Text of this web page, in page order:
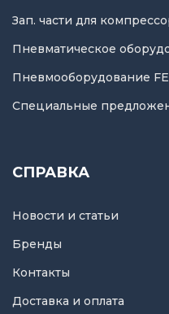
Зап. части для
Пневматическое
Пневмооборудование
Специальные
СПРАВКА
Новости и статьи
Бренды
Контакты
Доставка и оплата